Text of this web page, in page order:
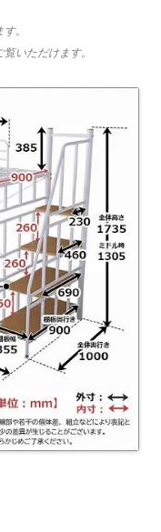
。
いただけます。